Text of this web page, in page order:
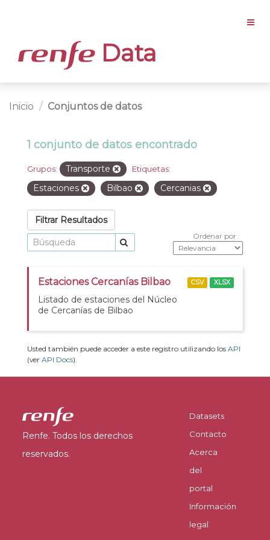
Data
Inicio Conjuntos de datos
1 conjunto de datos encontrado
Grupos: Transporte Etiquetas:
Estaciones Bilbao Cercanias
Filtrar Resultados
Ordenar por
Estaciones Cercanías Bilbao
Listado de estaciones del Núcleo
de Cercanías de Bilbao
CSV XLSX
Usted también puede acceder a este registro utilizando los API
(ver API Docs).
Renfe. Todos los derechos
reservados.
Datasets
Contacto
Acerca
del
portal
Información
legal